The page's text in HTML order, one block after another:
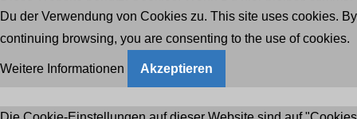
Du der Verwendung von Cookies zu. This site uses cookies. By
continuing browsing, you are consenting to the use of cookies.
Weitere Informationen Akzeptieren